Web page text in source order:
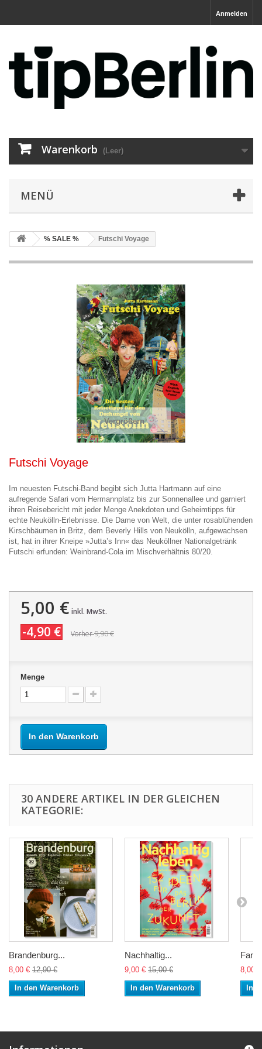
Anmelden
Warenkorb (Leer)
MENÜ
% SALE % Futschi Voyage
Vergrößern
Futschi Voyage
Im neuesten Futschi-Band begibt sich Jutta Hartmann auf eine
aufregende Safari vom Hermannplatz bis zur Sonnenallee und garniert
ihren Reisebericht mit jeder Menge Anekdoten und Geheimtipps für
echte Neukölln-Erlebnisse. Die Dame von Welt, die unter rosablühenden
Kirschbäumen in Britz, dem Beverly Hills von Neukölln, aufgewachsen
ist, hat in ihrer Kneipe »Jutta’s Inn« das Neuköllner Nationalgetränk
Futschi erfunden: Weinbrand-Cola im Mischverhältnis 80/20.
5,00 € inkl. MwSt.
-4,90 € Vorher9,90 €
Menge
In den Warenkorb
30 ANDERE ARTIKEL IN DER GLEICHEN
KATEGORIE:
Brandenburg...
8,00 € 12,90 €
In den Warenkorb
Nachhaltig...
9,00 € 15,00 €
In den Warenkorb
8,00 €
In